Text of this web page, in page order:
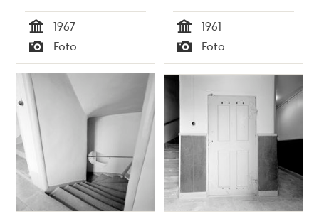
Tid
1967
Typ
Foto Tid
1961
Typ
Foto